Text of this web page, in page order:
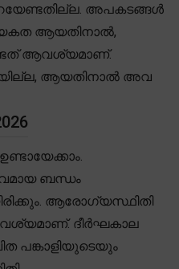
അപകടങ്ങൾ
ആയതിനാൽ,
ആവശ്യമാണ്.
ആയതിനാൽ അവ
ബന്ധം
ആരോഗ്യസ്ഥിതി
ദീർഘകാല
പങ്കാളിയുടെയും